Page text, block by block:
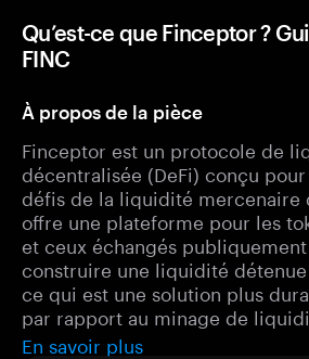
Qu’est-ce que Finceptor ?
FINC
À propos de la pièce
Finceptor est un protocole de
décentralisée (DeFi) conçu
défis de la liquidité mercenaire
offre une plateforme pour les
et ceux échangés
construire une liquidité
ce qui est une solution plus
par rapport au minage de
En savoir plus